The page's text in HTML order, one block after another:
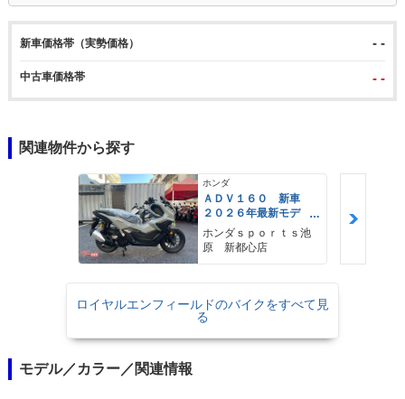
新車価格帯（実勢価格） - -
中古車価格帯 - -
関連物件から探す
ホンダ
ＡＤＶ１６０ 新車
２０２６年最新モデ
ル パールスモーキー
グレー スマートキ
ー ２９Ｌメットイ
ホンダｓｐｏｒｔｓ池
原 新都心店
ロイヤルエンフィールドのバイクをすべて見
る
モデル／カラー／関連情報